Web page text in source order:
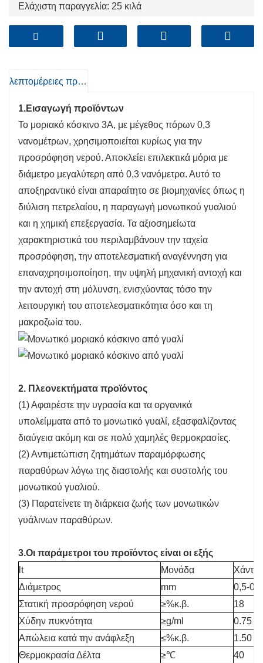
Ελάχιστη παραγγελία: 25 κιλά
λεπτομέρειες προιόντος
1.Εισαγωγή προϊόντων
Το μοριακό κόσκινο 3Α, με μέγεθος πόρων 0,3
νανομέτρων, χρησιμοποιείται κυρίως για την
προσρόφηση νερού. Αποκλείει επιλεκτικά μόρια με
διάμετρο μεγαλύτερη από 0,3 νανόμετρα. Αυτό το
αποξηραντικό είναι απαραίτητο σε βιομηχανίες όπως η
διύλιση πετρελαίου, η παραγωγή μονωτικού γυαλιού
και η χημική επεξεργασία. Τα αξιοσημείωτα
χαρακτηριστικά του περιλαμβάνουν την ταχεία
προσρόφηση, την αποτελεσματική αναγέννηση για
επαναχρησιμοποίηση, την υψηλή μηχανική αντοχή και
την αντοχή στη μόλυνση, ενισχύοντας τόσο την
λειτουργική του αποτελεσματικότητα όσο και τη
μακροζωία του.
2. Πλεονεκτήματα προϊόντος
(1) Αφαιρέστε την υγρασία και τα οργανικά
υπολείμματα από το μονωτικό γυαλί, εξασφαλίζοντας
διαύγεια ακόμη και σε πολύ χαμηλές θερμοκρασίες.
(2) Αντιμετώπιση ζητημάτων παραμόρφωσης
παραθύρων λόγω της διαστολής και συστολής του
μονωτικού γυαλιού.
(3) Παρατείνετε τη διάρκεια ζωής των μονωτικών
γυάλινων παραθύρων.
3.Οι παράμετροι του προϊόντος είναι οι εξής
lt
Μονάδα
Διάμετρος
mm
0,5-
Στατική προσρόφηση νερού
≥%κ.β.
18
Χύδην πυκνότητα
≥g/ml
0.75
Απώλεια κατά την ανάφλεξη
≤%κ.β.
1.50
Θερμοκρασία Δέλτα
≥℃
40